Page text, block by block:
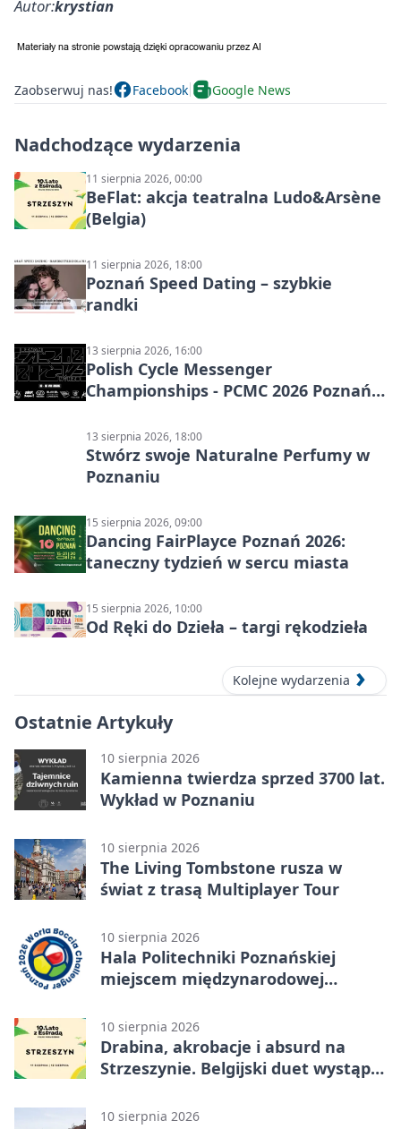
Autor:krystian
Zaobserwuj nas! Facebook Google News
Nadchodzące wydarzenia
11 sierpnia 2026, 00:00
BeFlat: akcja teatralna Ludo&Arsène
(Belgia)
11 sierpnia 2026, 18:00
Poznań Speed Dating – szybkie
randki
13 sierpnia 2026, 16:00
Polish Cycle Messenger
Championships - PCMC 2026 Poznań:
13 sierpnia 2026, 18:00
Stwórz swoje Naturalne Perfumy w
Poznaniu
15 sierpnia 2026, 09:00
Dancing FairPlayce Poznań 2026:
taneczny tydzień w sercu miasta
15 sierpnia 2026, 10:00
Od Ręki do Dzieła – targi rękodzieła
Kolejne wydarzenia
Ostatnie Artykuły
10 sierpnia 2026
Kamienna twierdza sprzed 3700 lat.
Wykład w Poznaniu
10 sierpnia 2026
The Living Tombstone rusza w
świat z trasą Multiplayer Tour
10 sierpnia 2026
Hala Politechniki Poznańskiej
miejscem międzynarodowej
10 sierpnia 2026
Drabina, akrobacje i absurd na
Strzeszynie. Belgijski duet wystąpi
10 sierpnia 2026